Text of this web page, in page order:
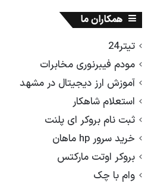
همکاران ما
تیتر24
مودم فیبرنوری مخابرات
آموزش ارز دیجیتال در مشهد
استعلام شاهکار
ثبت نام بروکر ای پلنت
خرید سرور hp ماهان
بروکر اوتت مارکتس
وام با چک